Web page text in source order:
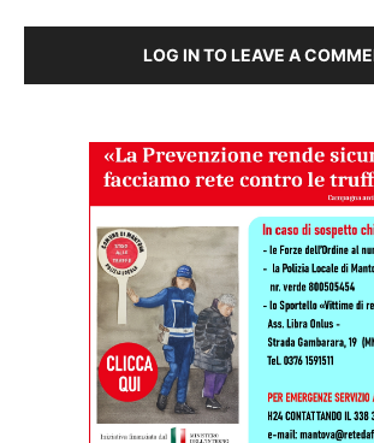
LOG IN TO LEAVE A